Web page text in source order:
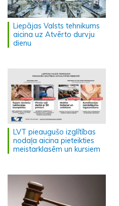
Liepājas Valsts tehnikums
aicina uz Atvērto durvju
dienu
LVT pieaugušo izglītības
nodaļa aicina pieteikties
meistarklasēm un kursiem